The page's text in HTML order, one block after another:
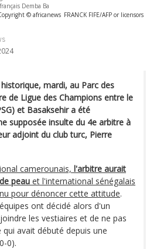
Demba Ba
© africanews FRANCK FIFE/AFP or licensors
mardi, au Parc des
de Ligue des Champions entre le
et Basaksehir a été
supposée insulte du 4e arbitre à
adjoint du club turc, Pierre
camerounais, l'arbitre aurait
peau et l'international sénégalais
pour dénoncer cette attitude.
ont décidé alors d'un
les vestiaires et de ne pas
avait débuté depuis une
0).